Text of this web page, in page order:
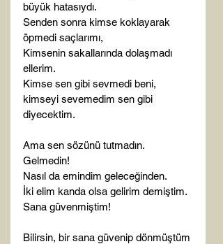
büyük hatasıydı.
Senden sonra kimse koklayarak
öpmedi saçlarımı,
Kimsenin sakallarında dolaşmadı
ellerim.
Kimse sen gibi sevmedi beni,
kimseyi sevemedim sen gibi
diyecektim.
Ama sen sözünü tutmadın.
Gelmedin!
Nasıl da emindim geleceğinden.
İki elim kanda olsa gelirim demiştim.
Sana güvenmiştim!
Bilirsin, bir sana güvenip dönmüştüm